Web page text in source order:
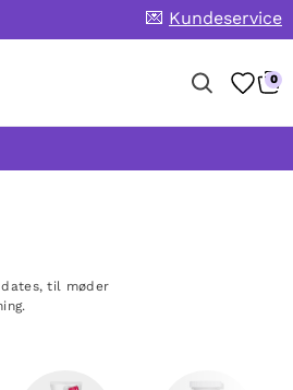
💌 Kundeservice
0
til møder